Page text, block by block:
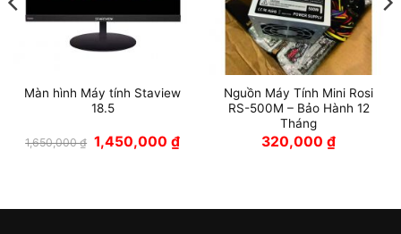
Màn hình Máy tính Staview
18.5
1,650,000₫ Giá
gốc
1,450,000 ₫Giá
hiện
Nguồn Máy Tính Mini Rosi
RS-500M – Bảo Hành 12
Tháng
320,000 ₫